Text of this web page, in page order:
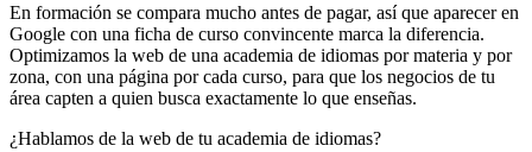
En formación se compara mucho antes de pagar, así que aparecer en
Google con una ficha de curso convincente marca la diferencia.
Optimizamos la web de una academia de idiomas por materia y por
zona, con una página por cada curso, para que los negocios de tu
área capten a quien busca exactamente lo que enseñas.
¿Hablamos de la web de tu academia de idiomas?